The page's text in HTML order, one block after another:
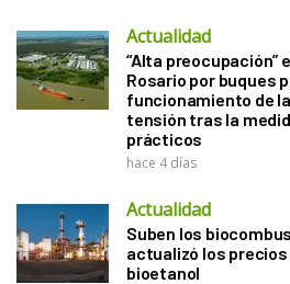
Actualidad
“Alta preocupación”
Rosario por buques
funcionamiento de
tensión tras la
prácticos
hace 4 días
Actualidad
Suben los
actualizó los precios
bioetanol